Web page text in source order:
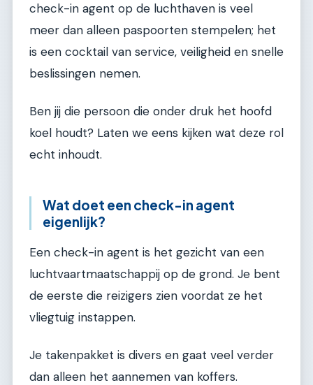
check-in agent op de luchthaven is veel
meer dan alleen paspoorten stempelen; het
is een cocktail van service, veiligheid en snelle
beslissingen nemen.
Ben jij die persoon die onder druk het hoofd
koel houdt? Laten we eens kijken wat deze rol
echt inhoudt.
Wat doet een check-in agent
eigenlijk?
Een check-in agent is het gezicht van een
luchtvaartmaatschappij op de grond. Je bent
de eerste die reizigers zien voordat ze het
vliegtuig instappen.
Je takenpakket is divers en gaat veel verder
dan alleen het aannemen van koffers.